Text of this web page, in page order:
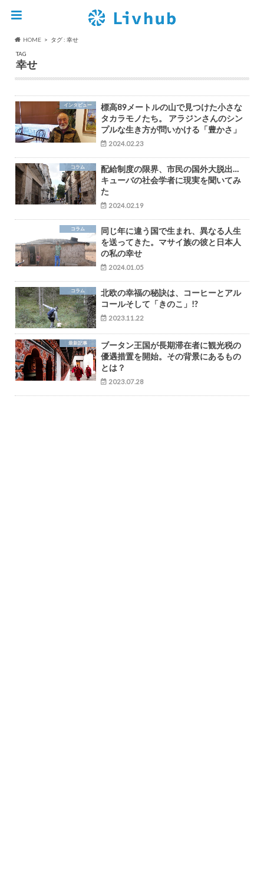
HOME
タグ : 幸せ
TAG
幸せ
インタビュー
標高89メートルの山で見つけた小さな
タカラモノたち。 アラジンさんのシン
プルな生き方が問いかける「豊かさ」
2024.02.23
コラム
配給制度の限界、市民の国外大脱出…
キューバの社会学者に現実を聞いてみ
た
2024.02.19
コラム
同じ年に違う国で生まれ、異なる人生
を送ってきた。マサイ族の彼と日本人
の私の幸せ
2024.01.05
コラム
北欧の幸福の秘訣は、コーヒーとアル
コールそして「きのこ」!?
2023.11.22
最新記事
ブータン王国が長期滞在者に観光税の
優遇措置を開始。その背景にあるもの
とは？
2023.07.28